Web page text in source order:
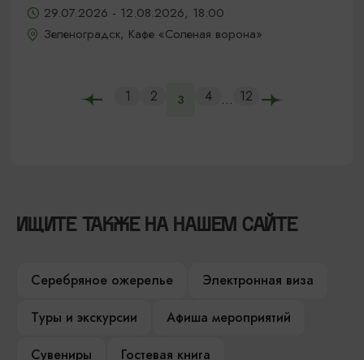
29.07.2026 - 12.08.2026, 18:00
Зеленоградск, Кафе «Соленая ворона»
1 2 3 4 ... 12
ИЩИТЕ ТАКЖЕ НА НАШЕМ САЙТЕ
Серебряное ожерелье
Электронная виза
Туры и экскурсии
Афиша мероприятий
Сувениры
Гостевая книга